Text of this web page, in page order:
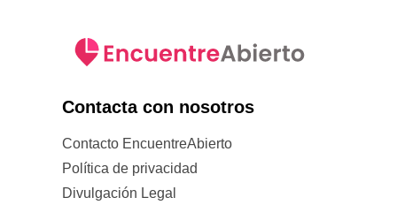
Contacta con nosotros
Contacto EncuentreAbierto
Política de privacidad
Divulgación Legal